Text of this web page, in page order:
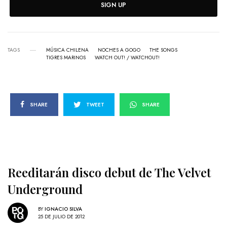
SIGN UP
TAGS MÚSICA CHILENA NOCHES A GOGO
THE SONGS
TIGRES MARINOS
WATCH OUT! / WATCHOUT!
SHARE TWEET SHARE
Reeditarán disco debut de The Velvet
Underground
BY IGNACIO SILVA
25 DE JULIO DE 2012